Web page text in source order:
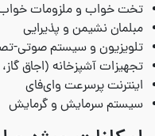
تخت خواب و ملزومات
مبلمان نشیمن و پذیرایی
تلویزیون و سیستم صوتی-
تجهیزات آشپزخانه (اجاق
اینترنت پرسرعت وای‌فای
سیستم سرمایش و گرمایش